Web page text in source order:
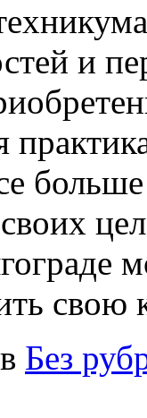
и
Без